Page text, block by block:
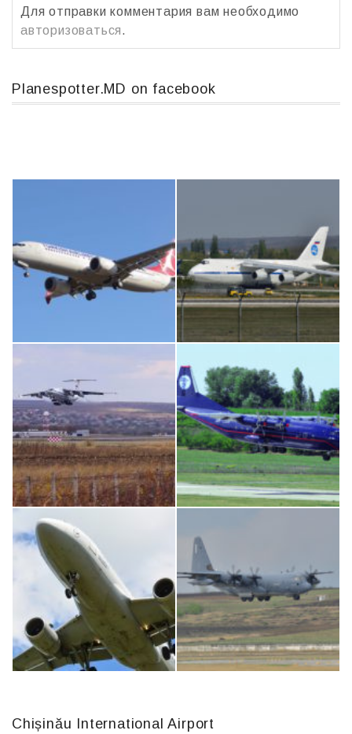
Для отправки комментария вам необходимо
авторизоваться.
Planespotter.MD on facebook
Boeing 737 MAX 8, TC-LCC An124, RA-82013
IL76, RA-78844 An12, UR-CGV
Chișinău International Airport